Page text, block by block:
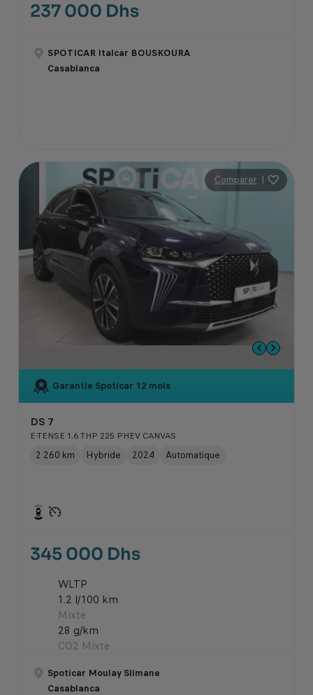
237 000 Dhs
SPOTICAR Italcar BOUSKOURA
Casablanca
Comparer |
Garantie Spoticar 12 mois
DS 7
E-TENSE 1.6 THP 225 PHEV CANVAS
2 260 km Hybride 2024 Automatique
345 000 Dhs
WLTP
1.2 l/100 km
Mixte
28 g/km
CO2 Mixte
Spoticar Moulay Slimane
Casablanca